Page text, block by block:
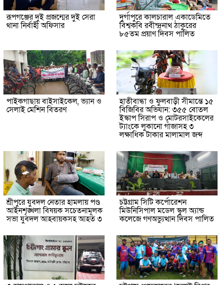
রূপগঞ্জের দুই প্রজন্মের দুই সেরা
থানা নির্বাহী অফিসার
দুর্গাপুরে কালচারাল একাডেমিতে
বিশ্বকবি রবীন্দ্রনাথ ঠাকুরের
৮৫তম প্রয়াণ দিবস পালিত
পাইকগাছায় বাইসাইকেল, ভ্যান ও
সেলাই মেশিন বিতরণ
হাতীবান্ধা ও ফুলবাড়ী সীমান্তে ১৫
বিজিবির অভিযান: ৩৫৫ বোতল
ইস্কাপ সিরাপ ও মোটরসাইকেলের
ট্যাংকে লুকানো গাঁজাসহ ৩
লক্ষাধিক টাকার মালামাল জব্দ
শ্রীপুরে যুবদল নেতার হামলায় পণ্ড
আইনশৃঙ্খলা বিষয়ক সচেতনামূলক
সভা যুবদল আহবায়কসহ আহত ৩
চট্টগ্রাম সিটি কর্পোরেশন
মিউনিসিপাল মডেল স্কুল অ্যান্ড
কলেজে গণঅভ্যুত্থান দিবস পালিত